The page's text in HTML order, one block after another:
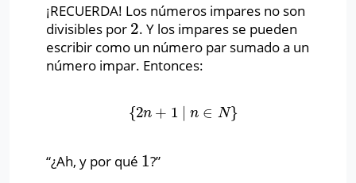
¡RECUERDA! Los números impares no son
divisibles por 2
2. Y los impares se pueden
escribir como un número par sumado a un
número impar. Entonces:
{2n + 1 n ∈ N}
{2 n+ 1∣ ∈ N}
“¿Ah, y por qué 1
1?”